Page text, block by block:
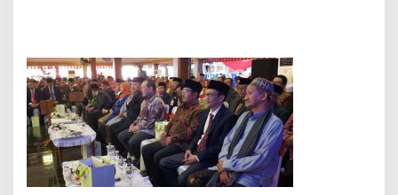
e
r
t
i
j
a
b
B
u